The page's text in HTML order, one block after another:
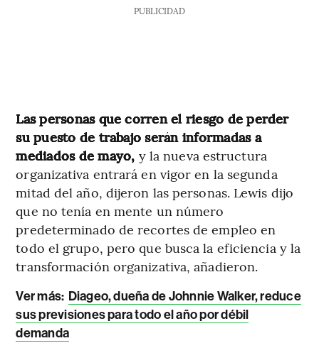
PUBLICIDAD
Las personas que corren el riesgo de perder
su puesto de trabajo serán informadas a
mediados de mayo, y la nueva estructura
organizativa entrará en vigor en la segunda
mitad del año, dijeron las personas. Lewis dijo
que no tenía en mente un número
predeterminado de recortes de empleo en
todo el grupo, pero que busca la eficiencia y la
transformación organizativa, añadieron.
Ver más: Diageo, dueña de Johnnie Walker, reduce
sus previsiones para todo el año por débil
demanda